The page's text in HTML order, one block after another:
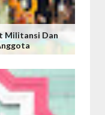
Militansi Dan